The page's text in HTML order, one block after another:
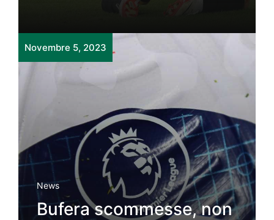
Novembre 5, 2023
News
Bufera scommesse, non